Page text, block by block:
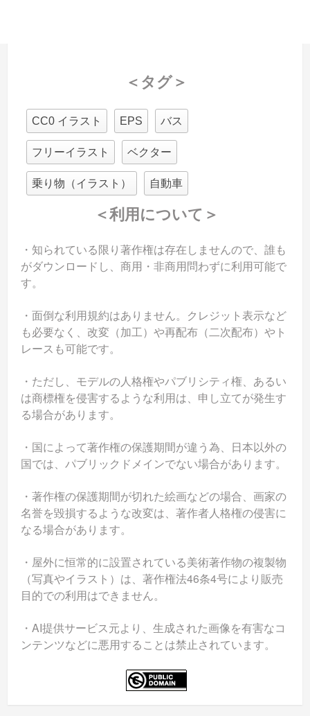
＜タグ＞
CC0 イラスト EPS バス
フリーイラスト ベクター
乗り物（イラスト） 自動車
＜利用について＞
・知られている限り著作権は存在しませんので、誰も
がダウンロードし、商用・非商用問わずに利用可能で
す。
・面倒な利用規約はありません。クレジット表示など
も必要なく、改変（加工）や再配布（二次配布）やト
レースも可能です。
・ただし、モデルの人格権やパブリシティ権、あるい
は商標権を侵害するような利用は、申し立てが発生す
る場合があります。
・国によって著作権の保護期間が違う為、日本以外の
国では、パブリックドメインでない場合があります。
・著作権の保護期間が切れた絵画などの場合、画家の
名誉を毀損するような改変は、著作者人格権の侵害に
なる場合があります。
・屋外に恒常的に設置されている美術著作物の複製物
（写真やイラスト）は、著作権法46条4号により販売
目的での利用はできません。
・AI提供サービス元より、生成された画像を有害なコ
ンテンツなどに悪用することは禁止されています。